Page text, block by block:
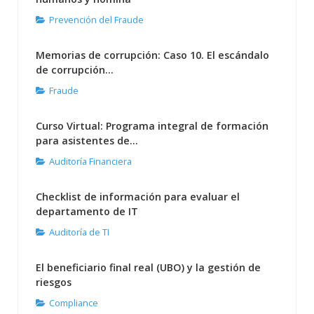
Prevención del Fraude
Memorias de corrupción: Caso 10. El escándalo
de corrupción...
Fraude
Curso Virtual: Programa integral de formación
para asistentes de...
Auditoría Financiera
Checklist de información para evaluar el
departamento de IT
Auditoría de TI
El beneficiario final real (UBO) y la gestión de
riesgos
Compliance